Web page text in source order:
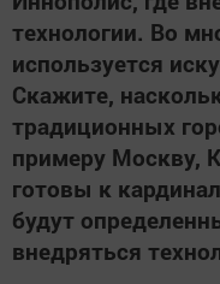
технологии. Во
используется
Скажите,
традиционных
примеру Москву,
готовы к
будут
внедряться